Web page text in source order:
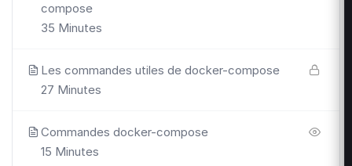
compose
35 Minutes
Les commandes utiles de docker-compose
27 Minutes
Commandes docker-compose
15 Minutes